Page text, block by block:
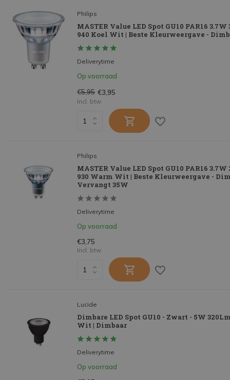
Philips
MASTER Value LED Spot GU10 PAR16 3.7W
940 Koel Wit | Beste Kleurweergave -
Deliverytime
Op voorraad
€5,95 €3,95
Incl. btw
Philips
MASTER Value LED Spot GU10 PAR16
930 Warm Wit | Beste Kleurweergave -
Vervangt 35W
Deliverytime
Op voorraad
€3,75
Incl. btw
Lucide
Dimbare LED Spot GU10 - Zwart - 5W
Wit | Dimbaar
Deliverytime
Op voorraad